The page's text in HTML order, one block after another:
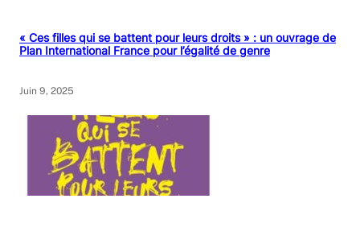
« Ces filles qui se battent pour leurs droits » : un ouvrage de
Plan International France pour l’égalité de genre
Juin 9, 2025